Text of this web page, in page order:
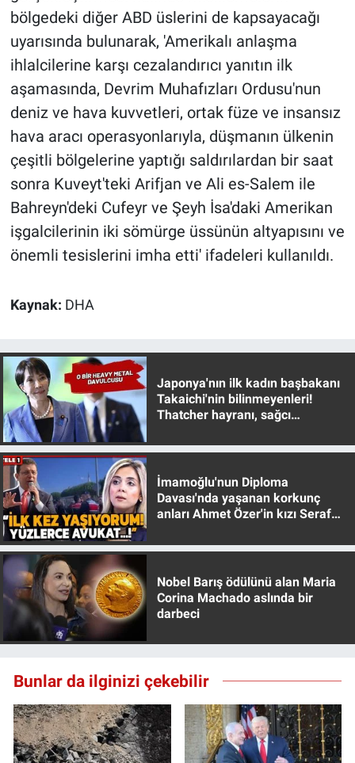
bölgedeki diğer ABD üslerini de kapsayacağı
uyarısında bulunarak, 'Amerikalı anlaşma
ihlalcilerine karşı cezalandırıcı yanıtın ilk
aşamasında, Devrim Muhafızları Ordusu'nun
deniz ve hava kuvvetleri, ortak füze ve insansız
hava aracı operasyonlarıyla, düşmanın ülkenin
çeşitli bölgelerine yaptığı saldırılardan bir saat
sonra Kuveyt'teki Arifjan ve Ali es-Salem ile
Bahreyn'deki Cufeyr ve Şeyh İsa'daki Amerikan
işgalcilerinin iki sömürge üssünün altyapısını ve
önemli tesislerini imha etti' ifadeleri kullanıldı.
Kaynak: DHA
Japonya'nın ilk kadın başbakanı
Takaichi'nin bilinmeyenleri!
Thatcher hayranı, sağcı
İmamoğlu'nun Diploma
Davası'nda yaşanan korkunç
anları Ahmet Özer'in kızı Seraf
Nobel Barış ödülünü alan Maria
Corina Machado aslında bir
darbeci
Bunlar da ilginizi çekebilir
Ne demişti
Nedir
Popüler
Programlar
Sağlık
Spor
Teknoloji
Türkiye'nin Geleceği
Yerel Gündem
Yerel Yaşam
Canlı Yayın